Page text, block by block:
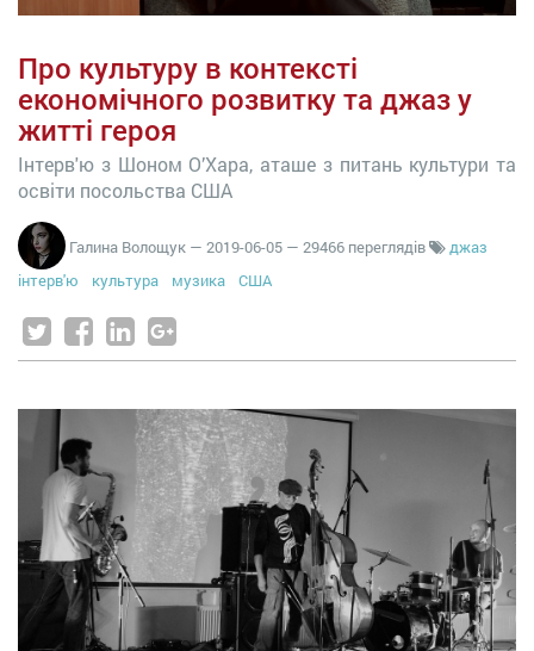
Про культуру в контексті
економічного розвитку та джаз у
житті героя
Інтерв'ю з Шоном О’Xара, аташе з питань культури та
освіти посольства США
Галина Волощук — 2019-06-05 — 29466 переглядів
джаз
інтерв'ю
культура музика США